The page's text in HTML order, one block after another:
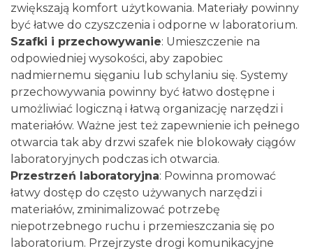
zwiększają komfort użytkowania. Materiały powinny
być łatwe do czyszczenia i odporne w laboratorium.
Szafki i przechowywanie: Umieszczenie na
odpowiedniej wysokości, aby zapobiec
nadmiernemu sięganiu lub schylaniu się. Systemy
przechowywania powinny być łatwo dostępne i
umożliwiać logiczną i łatwą organizację narzędzi i
materiałów. Ważne jest też zapewnienie ich pełnego
otwarcia tak aby drzwi szafek nie blokowały ciągów
laboratoryjnych podczas ich otwarcia.
Przestrzeń laboratoryjna: Powinna promować
łatwy dostęp do często używanych narzędzi i
materiałów, zminimalizować potrzebę
niepotrzebnego ruchu i przemieszczania się po
laboratorium. Przejrzyste drogi komunikacyjne